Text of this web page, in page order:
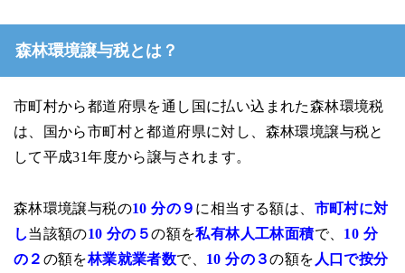
森林環境譲与税とは？
市町村から都道府県を通し国に払い込まれた森林環境税
は、国から市町村と都道府県に対し、森林環境譲与税と
して平成31年度から譲与されます。
森林環境譲与税の10 分の９ に相当する額は、 市町村に対
し当該額の10 分の５の額を私有林人工林面積で、 10 分
の２ の額を林業就業者数で、 10 分の３の額を 人口で按分